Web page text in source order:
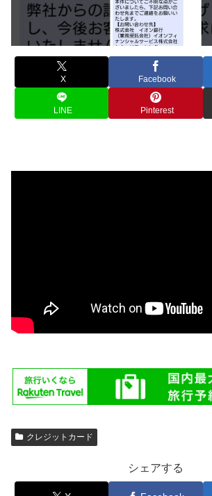
X Facebook
LINE Pinterest
クレジットカード
シェアする